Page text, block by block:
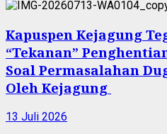
Kapuspen Kejagung
“Tekanan”
Soal Permasalahan
Oleh Kejagung
13 Juli 2026